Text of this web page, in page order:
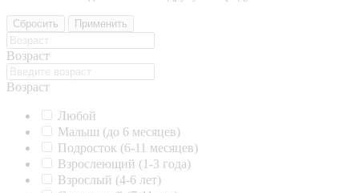
Сбросить Применить
Возраст
Возраст
Любой
Малыш (до 6 месяцев)
Подросток (6-11 месяцев)
Взрослеющий (1-3 года)
Взрослый (4-6 лет)